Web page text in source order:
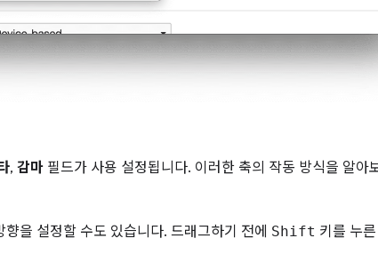
, 감마 필드가 사용 설정됩니다. 이러한 축의 작동 방식을 알아
을 설정할 수도 있습니다. 드래그하기 전에 Shift 키를 누